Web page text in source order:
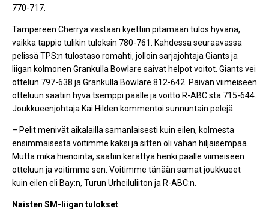
770-717.
Tampereen Cherrya vastaan kyettiin pitämään tulos hyvänä,
vaikka tappio tulikin tuloksin 780-761. Kahdessa seuraavassa
pelissä TPS:n tulostaso romahti, jolloin sarjajohtaja Giants ja
liigan kolmonen Grankulla Bowlare saivat helpot voitot. Giants vei
ottelun 797-638 ja Grankulla Bowlare 812-642. Päivän viimeiseen
otteluun saatiin hyvä tsemppi päälle ja voitto R-ABC:sta 715-644.
Joukkueenjohtaja Kai Hilden kommentoi sunnuntain pelejä:
– Pelit menivät aikalailla samanlaisesti kuin eilen, kolmesta
ensimmäisestä voitimme kaksi ja sitten oli vähän hiljaisempaa.
Mutta mikä hienointa, saatiin kerättyä henki päälle viimeiseen
otteluun ja voitimme sen. Voitimme tänään samat joukkueet
kuin eilen eli Bay:n, Turun Urheiluliiton ja R-ABC:n.
Naisten SM-liigan tulokset